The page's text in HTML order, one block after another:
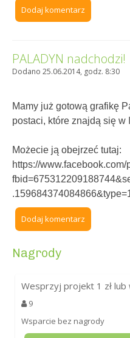
Dodaj komentarz
PALADYN nadchodzi!
Dodano 25.06.2014, godz. 8:30
Mamy już gotową grafikę
postaci, które znajdą się w
Możecie ją obejrzeć tutaj:
https://www.facebook.com/
Dodaj komentarz
Nagrody
Wesprzyj projekt 1 zł
9
Wsparcie bez nagrody